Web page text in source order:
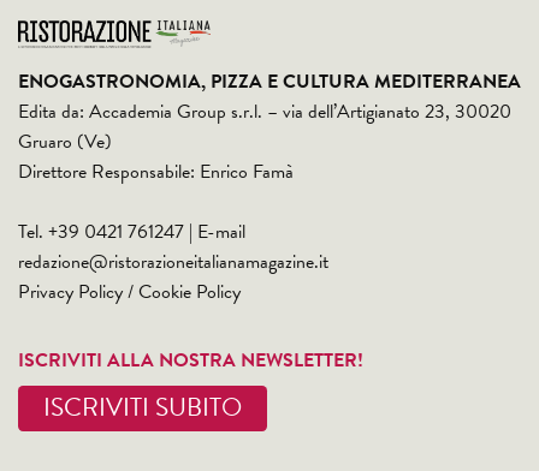
ENOGASTRONOMIA, PIZZA E CULTURA MEDITERRANEA
Edita da: Accademia Group s.r.l. – via dell’Artigianato 23, 30020
Gruaro (Ve)
Direttore Responsabile: Enrico Famà
Tel. +39 0421 761247 | E-mail
redazione@ristorazioneitalianamagazine.it
Privacy Policy/Cookie Policy
ISCRIVITI ALLA NOSTRA NEWSLETTER!
ISCRIVITI SUBITO